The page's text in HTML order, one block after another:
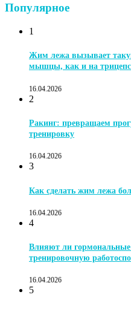
Популярное
1
Жим лежа вызывает
мышцы, как и на
16.04.2026
2
Ракинг: превращаем
тренировку
16.04.2026
3
Как сделать жим лежа
16.04.2026
4
Влияют ли
тренировочную
16.04.2026
5